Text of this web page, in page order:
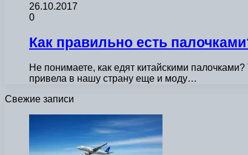
26.10.2017
0
Как правильно есть
Не понимаете, как едят китайскими
привела в нашу страну еще и моду…
Свежие записи